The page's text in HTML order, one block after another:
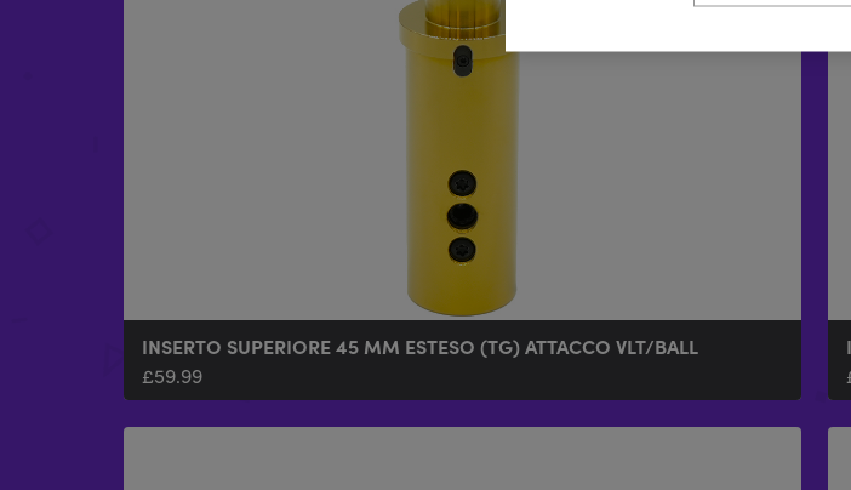
INSERTO SUPERIORE 45 MM ESTESO (TG) ATTACCO VLT/BALL
£59.99